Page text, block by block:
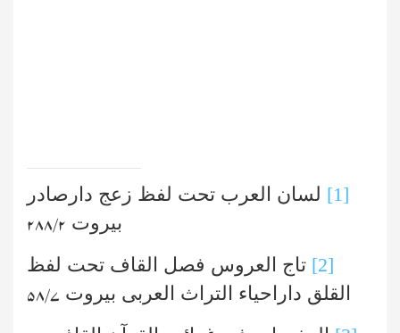
[1] لسان العرب تحت لفظ زعج دارصادر
بیروت ۲/ ۲۸۸
[2] تاج العروس فصل القاف تحت لفظ
القلق داراحیاء التراث العربی بیروت ۷/ ۵۸